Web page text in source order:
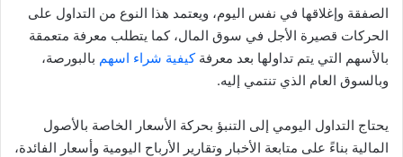
الصفقة وإغلاقها في نفس اليوم، ويعتمد هذا النوع من التداول على
الحركات قصيرة الأجل في سوق المال، كما يتطلب معرفة متعمقة
بالأسهم التي يتم تداولها بعد معرفةكيفية شراء اسهم بالبورصة،
وبالسوق العام الذي تنتمي إليه.
يحتاج التداول اليومي إلى التنبؤ بحركة الأسعار الخاصة بالأصول
المالية بناءً على متابعة الأخبار وتقارير الأرباح اليومية وأسعار الفائدة،